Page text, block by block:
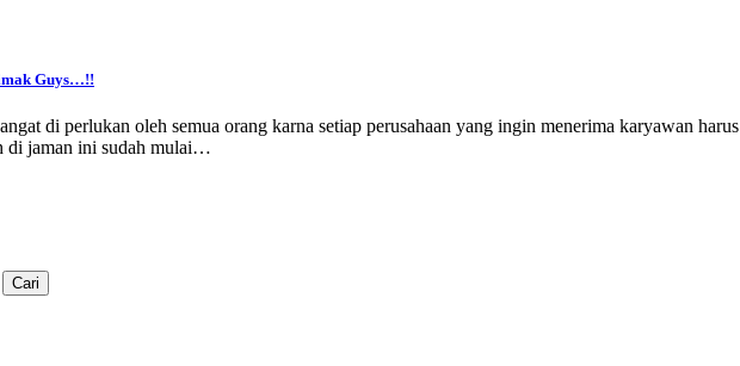
Guys…!!
di perlukan oleh semua orang karna setiap perusahaan yang ingin menerima karyawan harus
di jaman ini sudah mulai…